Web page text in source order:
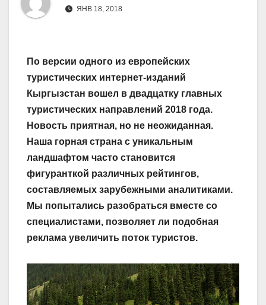
ЯНВ 18, 2018
По версии одного из европейских
туристических интернет-изданий
Кыргызстан вошел в двадцатку главных
туристических направлений 2018 года.
Новость приятная, но не неожиданная.
Наша горная страна с уникальным
ландшафтом часто становится
фигуранткой различных рейтингов,
составляемых зарубежными аналитиками.
Мы попытались разобраться вместе со
специалистами, позволяет ли подобная
реклама увеличить поток туристов.